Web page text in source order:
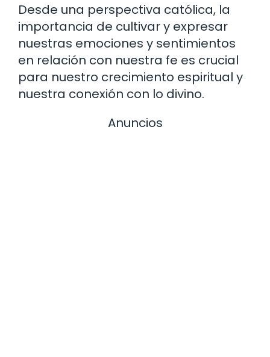
Desde una perspectiva católica, la
importancia de cultivar y expresar
nuestras emociones y sentimientos
en relación con nuestra fe es crucial
para nuestro crecimiento espiritual y
nuestra conexión con lo divino.
Anuncios